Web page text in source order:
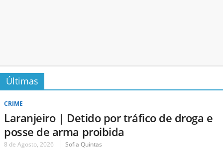
Últimas
CRIME
Laranjeiro | Detido por tráfico de droga e
posse de arma proibida
8 de Agosto, 2026 Sofia Quintas